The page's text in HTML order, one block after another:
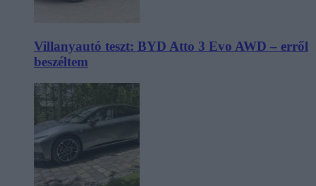
Villanyautó teszt: BYD Atto 3 Evo AWD – erről
beszéltem